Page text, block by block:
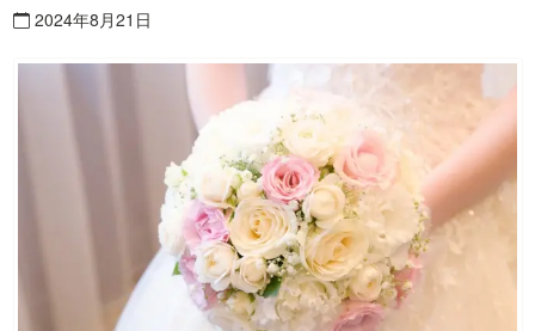
2024年8月21日